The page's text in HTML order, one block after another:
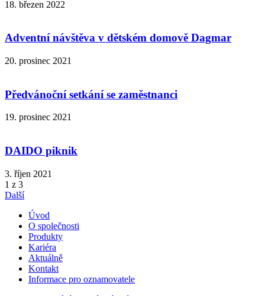
18. březen 2022
Adventní návštěva v dětském domově Dagmar
20. prosinec 2021
Předvánoční setkání se zaměstnanci
19. prosinec 2021
DAIDO piknik
3. říjen 2021
1 z 3
Další
Úvod
O společnosti
Produkty
Kariéra
Aktuálně
Kontakt
Informace pro oznamovatele